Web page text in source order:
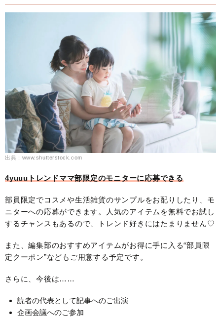
出典：www.shutterstock.com
4yuuuトレンドママ部限定のモニターに応募できる
部員限定でコスメや生活雑貨のサンプルをお配りしたり、モ
ニターへの応募ができます。人気のアイテムを無料でお試し
するチャンスもあるので、トレンド好きにはたまりません♡
また、編集部のおすすめアイテムがお得に手に入る“部員限
定クーポン”などもご用意する予定です。
さらに、今後は……
読者の代表として記事へのご出演
企画会議へのご参加